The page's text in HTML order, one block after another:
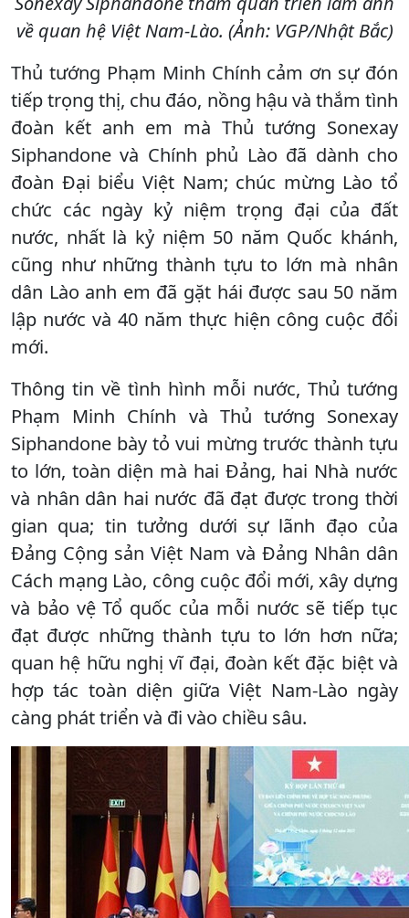
về quan hệ Việt Nam-Lào. (Ảnh: VGP/Nhật Bắc)
Thủ tướng Phạm Minh Chính cảm ơn sự đón
tiếp trọng thị, chu đáo, nồng hậu và thắm tình
đoàn kết anh em mà Thủ tướng Sonexay
Siphandone và Chính phủ Lào đã dành cho
đoàn Đại biểu Việt Nam; chúc mừng Lào tổ
chức các ngày kỷ niệm trọng đại của đất
nước, nhất là kỷ niệm 50 năm Quốc khánh,
cũng như những thành tựu to lớn mà nhân
dân Lào anh em đã gặt hái được sau 50 năm
lập nước và 40 năm thực hiện công cuộc đổi
mới.
Thông tin về tình hình mỗi nước, Thủ tướng
Phạm Minh Chính và Thủ tướng Sonexay
Siphandone bày tỏ vui mừng trước thành tựu
to lớn, toàn diện mà hai Đảng, hai Nhà nước
và nhân dân hai nước đã đạt được trong thời
gian qua; tin tưởng dưới sự lãnh đạo của
Đảng Cộng sản Việt Nam và Đảng Nhân dân
Cách mạng Lào, công cuộc đổi mới, xây dựng
và bảo vệ Tổ quốc của mỗi nước sẽ tiếp tục
đạt được những thành tựu to lớn hơn nữa;
quan hệ hữu nghị vĩ đại, đoàn kết đặc biệt và
hợp tác toàn diện giữa Việt Nam-Lào ngày
càng phát triển và đi vào chiều sâu.